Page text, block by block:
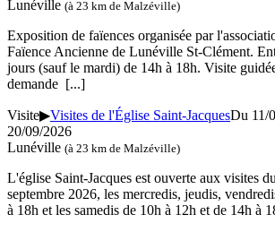
Lunéville (à 23 km de Malzéville)
Exposition de faïences organisée par
Faïence Ancienne de Lunéville St-Clément.
jours (sauf le mardi) de 14h à 18h. Visite
demande [...]
Visite▶Visites de l'Église Saint-JacquesDu 11/
20/09/2026
Lunéville (à 23 km de Malzéville)
L'église Saint-Jacques est ouverte aux visites
septembre 2026, les mercredis, jeudis,
à 18h et les samedis de 10h à 12h et de 14h à